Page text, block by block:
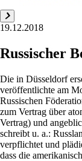
19.12.2018
Russischer
Die in Düsseldorf
veröffentlichte am
Russischen
zum Vertrag über
Vertrag) und
schreibt u. a.:
verpflichtet und
dass die